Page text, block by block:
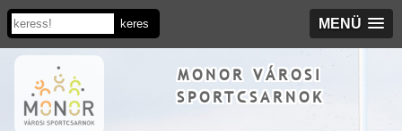
MENÜ
MONOR VÁROSI
SPORTCSARNOK